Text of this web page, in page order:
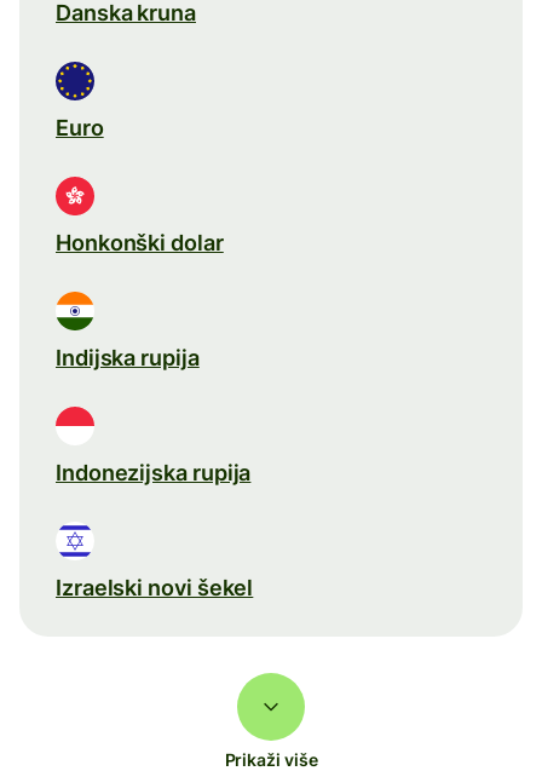
Danska kruna
Euro
Honkonški dolar
Indijska rupija
Indonezijska rupija
Izraelski novi šekel
Prikaži više